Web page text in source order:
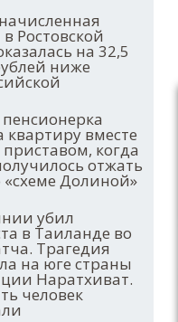
Ростовской
на 32,5
ниже
квартиру вместе
когда
отжать
Долиной»
убил
в Таиланде во
Трагедия
на юге страны
Наратхиват.
человек